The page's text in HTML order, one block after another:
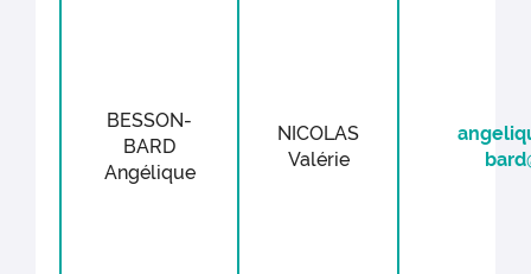
BESSON-
BARD
Angélique
NICOLAS
Valérie